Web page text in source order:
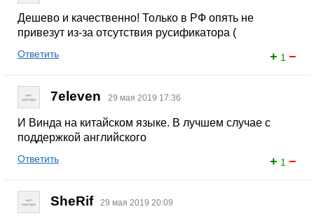
Дешево и качественно! Только в РФ опять не
привезут из-за отсутствия русификатора (
+ 1 −
Ответить
7eleven 29 мая 2019 17:36
И Винда на китайском языке. В лучшем случае с
поддержкой английского
+ 1 −
Ответить
SheRif 29 мая 2019 20:09